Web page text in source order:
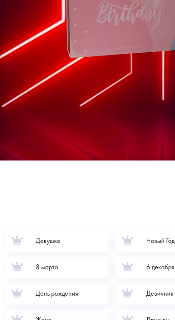
Девушке Новый Год
8 марта 6 декабря
День рождения Девичник